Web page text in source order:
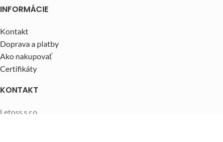
INFORMÁCIE
Kontakt
Doprava a platby
Ako nakupovať
Certifikáty
KONTAKT
Letoss s.r.o.